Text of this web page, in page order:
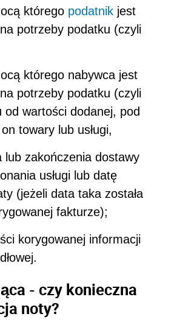
którego podatnik jest
potrzeby podatku (czyli
którego nabywca jest
potrzeby podatku (czyli
od wartości dodanej, pod
towary lub usługi,
lub zakończenia dostawy
usługi lub datę
(jeżeli data taka została
fakturze);
korygowanej informacji
- czy konieczna
noty?